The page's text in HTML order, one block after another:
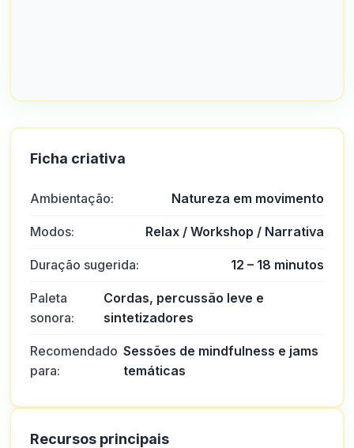
Ficha criativa
Ambientação: Natureza em movimento
Modos: Relax / Workshop / Narrativa
Duração sugerida: 12 – 18 minutos
Paleta
sonora:
Cordas, percussão leve e
sintetizadores
Recomendado
para:
Sessões de mindfulness e jams
temáticas
Recursos principais